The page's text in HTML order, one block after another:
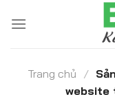
Trang chủ /
website